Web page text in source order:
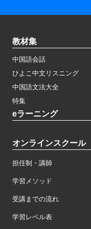
教材集
中国語会話
ひよこ中文リスニング
中国語文法大全
特集
eラーニング
オンラインスクール
担任制・講師
学習メソッド
受講までの流れ
学習レベル表